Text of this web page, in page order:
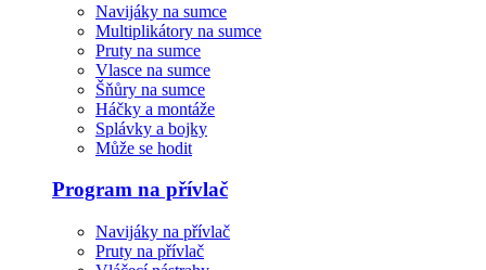
Navijáky na sumce
Multiplikátory na sumce
Pruty na sumce
Vlasce na sumce
Šňůry na sumce
Háčky a montáže
Splávky a bojky
Může se hodit
Program na přívlač
Navijáky na přívlač
Pruty na přívlač